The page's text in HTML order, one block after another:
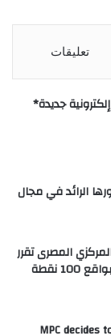
تعليقات
جديدة*
الرائد في مجال
المصرى تقرر
خفض أسعار العائد الأساسية بواقع 100 نقطة
MPC decides